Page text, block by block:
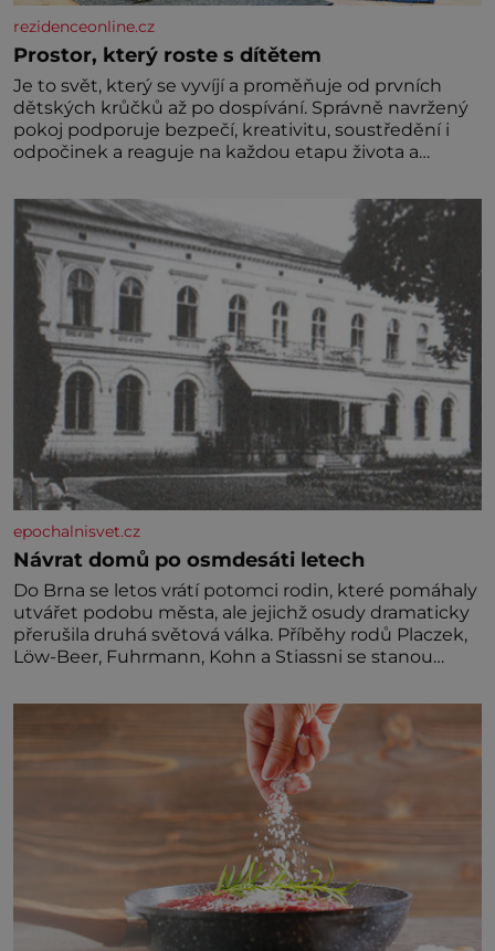
rezidenceonline.cz
Prostor, který roste s dítětem
Je to svět, který se vyvíjí a proměňuje od prvních
dětských krůčků až po dospívání. Správně navržený
pokoj podporuje bezpečí, kreativitu, soustředění i
odpočinek a reaguje na každou etapu života a
jednoduchost, měkkost a bezpečí, proto by pokoj
miminka měl působit především klidně a útulně.
Předškolní věk je
epochalnisvet.cz
Návrat domů po osmdesáti letech
Do Brna se letos vrátí potomci rodin, které pomáhaly
utvářet podobu města, ale jejichž osudy dramaticky
přerušila druhá světová válka. Příběhy rodů Placzek,
Löw-Beer, Fuhrmann, Kohn a Stiassni se stanou
židovské kultury ŠTETL FEST 2026. Některé návraty
nejsou jednoduché. Místa, která si člověk pamatuje z
rodinných vyprávění, už dávno